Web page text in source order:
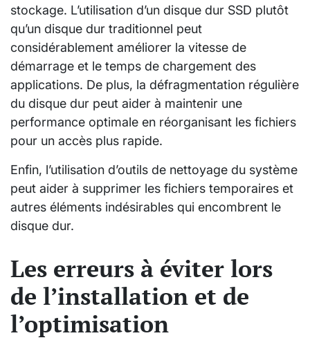
stockage. L’utilisation d’un disque dur SSD plutôt
qu’un disque dur traditionnel peut
considérablement améliorer la vitesse de
démarrage et le temps de chargement des
applications. De plus, la défragmentation régulière
du disque dur peut aider à maintenir une
performance optimale en réorganisant les fichiers
pour un accès plus rapide.
Enfin, l’utilisation d’outils de nettoyage du système
peut aider à supprimer les fichiers temporaires et
autres éléments indésirables qui encombrent le
disque dur.
Les erreurs à éviter lors
de l’installation et de
l’optimisation